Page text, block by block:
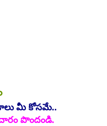
మీ కోసమే..
పొందండి.
August-2026